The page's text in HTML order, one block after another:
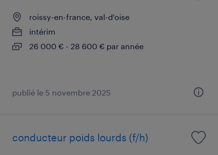
roissy-en-france, val-d'oise
intérim
26 000 € - 28 600 € par année
publié le 5 novembre 2025
conducteur poids lourds (f/h)